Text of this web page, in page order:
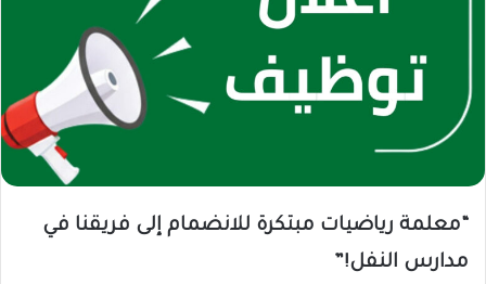
“معلمة رياضيات مبتكرة للانضمام إلى فريقنا في
مدارس النفل!”